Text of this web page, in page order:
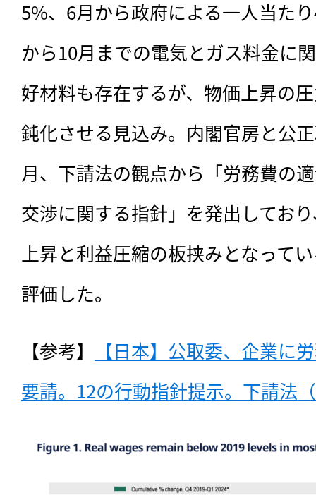
5%、6月から政府による一人当た
から10月までの電気とガス料金に
好材料も存在するが、物価上昇の
鈍化させる見込み。内閣官房と公
月、下請法の観点から「労務費の
交渉に関する指針」を発出してお
上昇と利益圧縮の板挟みとなって
評価した。
【参考】
【日本】公取委、企業に
要請。12の行動指針提示。下請法